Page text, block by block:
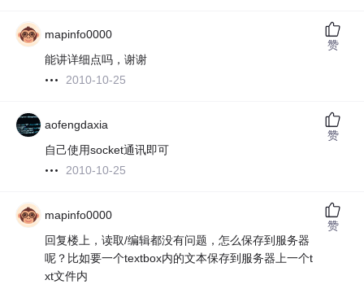
mapinfo0000
能讲详细点吗，谢谢
2010-10-25
赞
aofengdaxia
自己使用socket通讯即可
2010-10-25
赞
mapinfo0000
回复楼上，读取/编辑都没有问题，怎么保存到服务器
呢？比如要一个textbox内的文本保存到服务器上一个t
xt文件内
赞